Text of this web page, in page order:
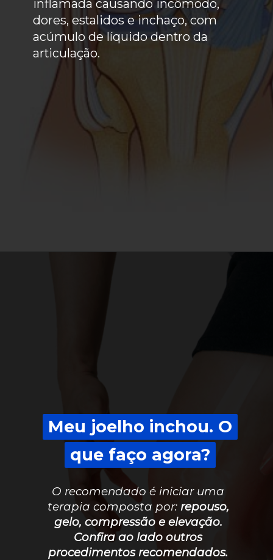
inflamada causando incômodo,
dores, estalidos e inchaço, com
acúmulo de líquido dentro da
articulação.
Meu joelho inchou. O
que faço agora?
Meu joelho inchou. O
que faço agora?
O recomendado é iniciar uma
terapia composta por: repouso,
gelo, compressão e elevação.
Confira ao lado outros
procedimentos recomendados.